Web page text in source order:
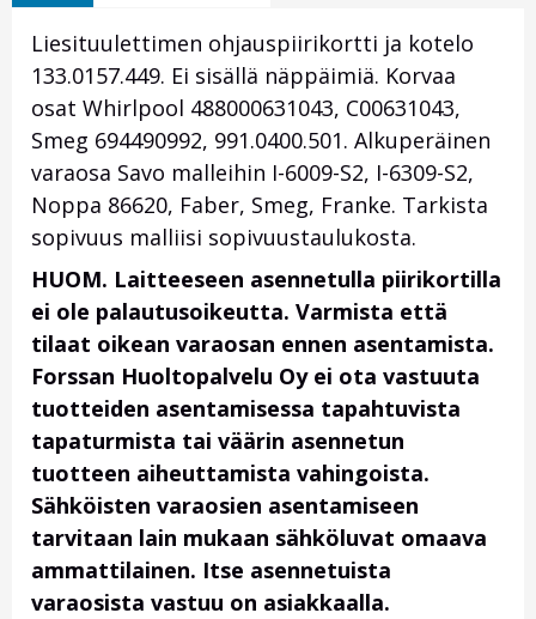
Liesituulettimen ohjauspiirikortti ja kotelo
133.0157.449. Ei sisällä näppäimiä. Korvaa
osat Whirlpool 488000631043, C00631043,
Smeg 694490992, 991.0400.501. Alkuperäinen
varaosa Savo malleihin I-6009-S2, I-6309-S2,
Noppa 86620, Faber, Smeg, Franke. Tarkista
sopivuus malliisi sopivuustaulukosta.
HUOM. Laitteeseen asennetulla piirikortilla
ei ole palautusoikeutta. Varmista että
tilaat oikean varaosan ennen asentamista.
Forssan Huoltopalvelu Oy ei ota vastuuta
tuotteiden asentamisessa tapahtuvista
tapaturmista tai väärin asennetun
tuotteen aiheuttamista vahingoista.
Sähköisten varaosien asentamiseen
tarvitaan lain mukaan sähköluvat omaava
ammattilainen. Itse asennetuista
varaosista vastuu on asiakkaalla.